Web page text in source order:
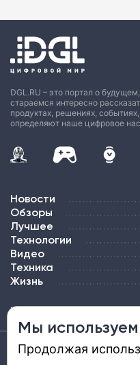
DGL.RU – это портал о
стараемся интересно
продуктах, решениях,
определяют наше цифровое
Новости
Обзоры
Лучшее
Технологии
Видео
Техника
Жизнь
ПОДПИСКА РЕКЛАМА
Средство массовой информации
Реестровая запись средства
Мы
Продолжая